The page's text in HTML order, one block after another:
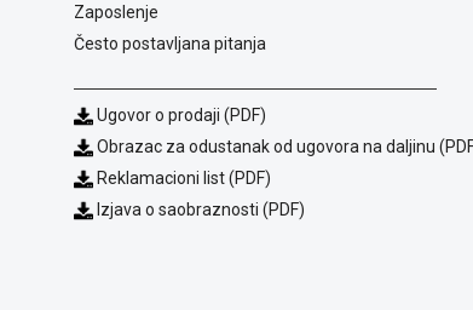
Zaposlenje
Često postavljana pitanja
Ugovor o prodaji (PDF)
Obrazac za odustanak od ugovora na daljinu
Reklamacioni list (PDF)
Izjava o saobraznosti (PDF)